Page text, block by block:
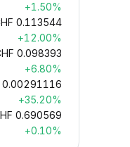
+1.50%
0.113544
+12.00%
0.098393
+6.80%
0.00291116
+35.20%
0.690569
+0.10%